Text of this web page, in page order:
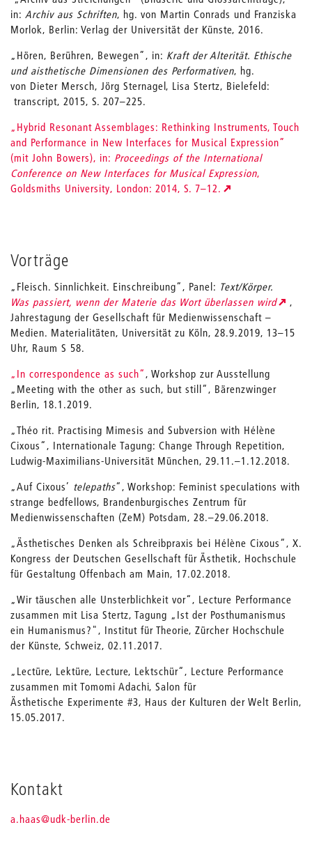
in: Archiv aus Schriften, hg. von Martin Conrads und Franziska
Morlok, Berlin: Verlag der Universität der Künste, 2016.
„Hören, Berühren, Bewegen”, in: Kraft der Alterität. Ethische
und aisthetische Dimensionen des Performativen, hg.
von Dieter Mersch, Jörg Sternagel, Lisa Stertz, Bielefeld:
transcript, 2015, S. 207–225.
„Hybrid Resonant Assemblages: Rethinking Instruments, Touch
and Performance in New Interfaces for Musical Expression”
(mit John Bowers), in: Proceedings of the International
Conference on New Interfaces for Musical Expression,
Goldsmiths University, London: 2014, S. 7–12.
Vorträge
„Fleisch. Sinnlichkeit. Einschreibung“, Panel: Text/Körper.
Was passiert, wenn der Materie das Wort überlassen wird
,
Jahrestagung der Gesellschaft für Medienwissenschaft –
Medien. Materialitäten, Universität zu Köln, 28.9.2019, 13–15
Uhr, Raum S 58.
„In correspondence as such“, Workshop zur Ausstellung
„Meeting with the other as such, but still“, Bärenzwinger
Berlin, 18.1.2019.
„Théo rit. Practising Mimesis and Subversion with Hélène
Cixous“, Internationale Tagung: Change Through Repetition,
Ludwig-Maximilians-Universität München, 29.11.–1.12.2018.
„Auf Cixous’ telepaths“, Workshop: Feminist speculations with
strange bedfellows, Brandenburgisches Zentrum für
Medienwissenschaften (ZeM) Potsdam, 28.–29.06.2018.
„Ästhetisches Denken als Schreibpraxis bei Hélène Cixous“, X.
Kongress der Deutschen Gesellschaft für Ästhetik, Hochschule
für Gestaltung Offenbach am Main, 17.02.2018.
„Wir täuschen alle Unsterblichkeit vor“, Lecture Performance
zusammen mit Lisa Stertz, Tagung „Ist der Posthumanismus
ein Humanismus?", Institut für Theorie, Zürcher Hochschule
der Künste, Schweiz, 02.11.2017.
„Lectüre, Lektüre, Lecture, Lektschür“, Lecture Performance
zusammen mit Tomomi Adachi, Salon für
Ästhetische Experimente #3, Haus der Kulturen der Welt Berlin,
15.05.2017.
Kontakt
a.haas_
@udk-berlin.de